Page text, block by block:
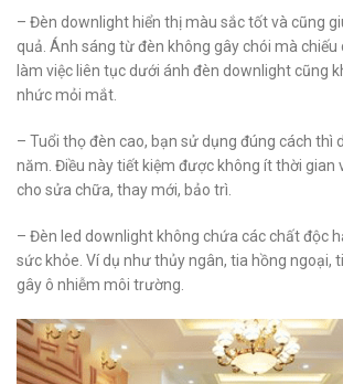
– Đèn downlight hiển thị màu sắc tốt và cũng
quả. Ánh sáng từ đèn không gây chói mà chiếu
làm việc liên tục dưới ánh đèn downlight cũng
nhức mỏi mắt.
– Tuổi thọ đèn cao, bạn sử dụng đúng cách thì
năm. Điều này tiết kiệm được không ít thời gian
cho sửa chữa, thay mới, bảo trì.
– Đèn led downlight không chứa các chất độc
sức khỏe. Ví dụ như thủy ngân, tia hồng ngoại,
gây ô nhiễm môi trường.